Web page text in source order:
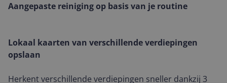
Aangepaste reiniging op basis van je routine
Lokaal kaarten van verschillende verdiepingen
opslaan
Herkent verschillende verdiepingen sneller dankzij 3